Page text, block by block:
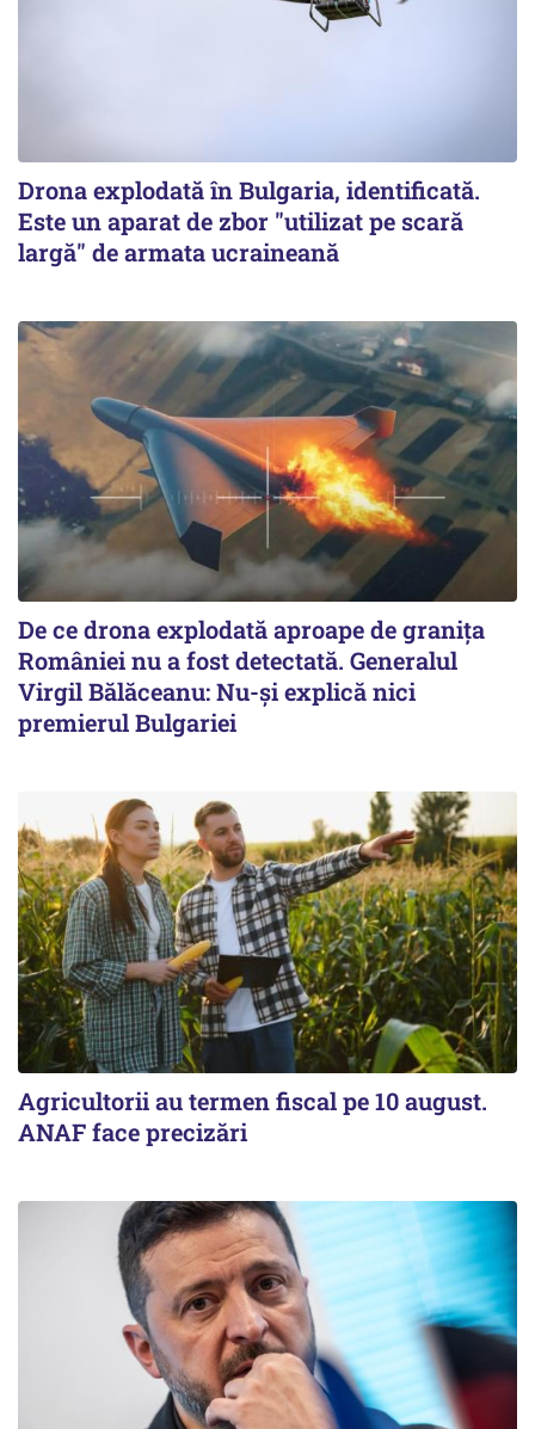
Drona explodată în Bulgaria, identificată.
Este un aparat de zbor "utilizat pe scară
largă" de armata ucraineană
De ce drona explodată aproape de granița
României nu a fost detectată. Generalul
Virgil Bălăceanu: Nu-și explică nici
premierul Bulgariei
Agricultorii au termen fiscal pe 10 august.
ANAF face precizări